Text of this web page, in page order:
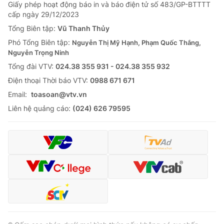
Sản phẩm
Thị trường
Tư vấn
Lịch phát sóng
Chuyên mục khác
Emagazine Podcast
Photo Infographic
Shorts video
VTV Money VTV Thể thao
VTV Sức khoẻ
Giấy phép hoạt động báo in và báo điện tử số 483/GP-BTTTT
cấp ngày 29/12/2023
Tổng Biên tập: Vũ Thanh Thủy
Phó Tổng Biên tập: Nguyễn Thị Mỹ Hạnh, Phạm Quốc Thắng,
Nguyễn Trọng Ninh
Tổng đài VTV: 024.38 355 931 - 024.38 355 932
Ðiện thoại Thời báo VTV: 0988 671 671
Email: toasoan@vtv.vn
Liên hệ quảng cáo: (024) 626 79595